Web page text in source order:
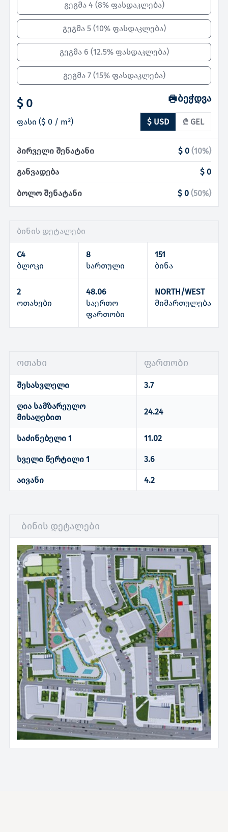
გეგმა 4 (8% ფასდაკლება)
გეგმა 5 (10% ფასდაკლება)
გეგმა 6 (12.5% ფასდაკლება)
გეგმა 7 (15% ფასდაკლება)
$ 0
ფასი ($ 0 / m²)
ბეჭდვა
$ USD ₾ GEL
პირველი შენატანი $ 0 (10%)
განვადება $ 0
ბოლო შენატანი $ 0 (50%)
ბინის დეტალები
C4
ბლოკი
8
სართული
151
ბინა
2
ოთახები
48.06
საერთო
ფართობი
NORTH/WEST
მიმართულება
ოთახი ფართობი
შესასვლელი 3.7
ღია სამზარეულო
მისაღებით
24.24
საძინებელი 1 11.02
სველი წერტილი 1 3.6
აივანი 4.2
ბინის დეტალები